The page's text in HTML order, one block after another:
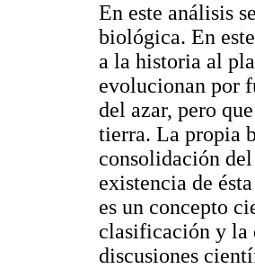
En este análisis
biológica. En
a la historia al
evolucionan por
del azar, pero
tierra. La propia
consolidación
existencia de
es un concepto
clasificación y la
discusiones